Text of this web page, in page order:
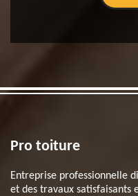
Pro toiture
Entreprise professionnelle
et des travaux satisfaisants